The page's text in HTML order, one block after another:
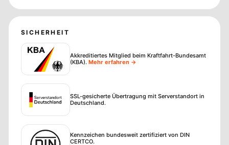
SICHERHEIT
Akkreditiertes Mitglied beim Kraftfahrt-Bundesamt
(KBA). Mehr erfahren →
SSL-gesicherte Übertragung mit Serverstandort in
Deutschland.
Kennzeichen bundesweit zertifiziert von DIN
CERTCO.